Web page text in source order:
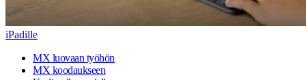
iPadille
MX luovaan työhön
MX koodaukseen